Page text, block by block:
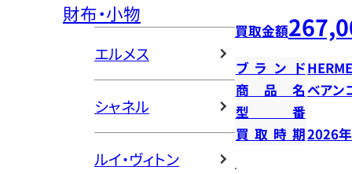
財布・小物
エルメス
シャネル
ルイ・ヴィトン
買取金額
ブランド
商品名ベアン
型番
買取時期2026